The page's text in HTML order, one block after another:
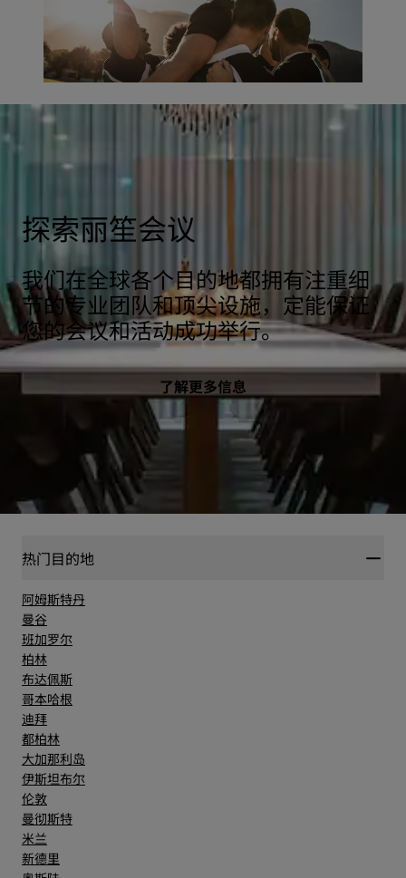
探索丽笙会议
我们在全球各个目的地都拥有注重细
节的专业团队和顶尖设施，定能保证
您的会议和活动成功举行。
了解更多信息
热门目的地
阿姆斯特丹
曼谷
班加罗尔
柏林
布达佩斯
哥本哈根
迪拜
都柏林
大加那利岛
伊斯坦布尔
伦敦
曼彻斯特
米兰
新德里